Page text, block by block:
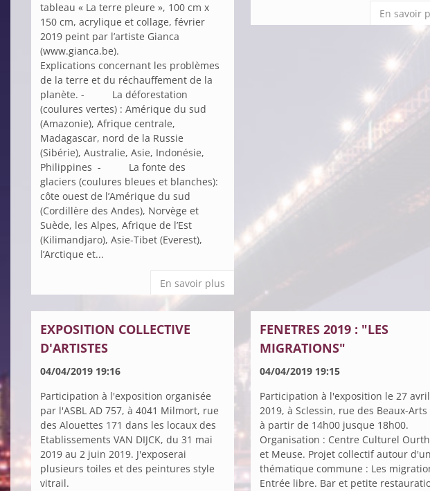
tableau « La terre pleure », 100 cm x
150 cm, acrylique et collage, février
2019 peint par l’artiste Gianca
(www.gianca.be).
Explications concernant les problèmes
de la terre et du réchauffement de la
planète. - La déforestation
(coulures vertes) : Amérique du sud
(Amazonie), Afrique centrale,
Madagascar, nord de la Russie
(Sibérie), Australie, Asie, Indonésie,
Philippines - La fonte des
glaciers (coulures bleues et blanches):
côte ouest de l’Amérique du sud
(Cordillère des Andes), Norvège et
Suède, les Alpes, Afrique de l’Est
(Kilimandjaro), Asie-Tibet (Everest),
l’Arctique et...
En savoir plus
En savoir
EXPOSITION COLLECTIVE
D'ARTISTES
04/04/2019 19:16
Participation à l'exposition organisée
par l'ASBL AD 757, à 4041 Milmort, rue
des Alouettes 171 dans les locaux des
Etablissements VAN DIJCK, du 31 mai
2019 au 2 juin 2019. J'exposerai
plusieurs toiles et des peintures style
vitrail.
FENETRES 2019 : "LES
MIGRATIONS"
04/04/2019 19:15
Participation à l'exposition le 27 avril
2019, à Sclessin, rue des Beaux-Arts
à partir de 14h00 jusque 18h00.
Organisation : Centre Culturel
et Meuse. Projet collectif autour
thématique commune : Les
Entrée libre. Bar et petite